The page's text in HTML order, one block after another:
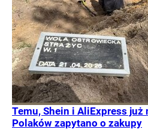
Temu, Shein i AliExpress już
Polaków zapytano o zakupy